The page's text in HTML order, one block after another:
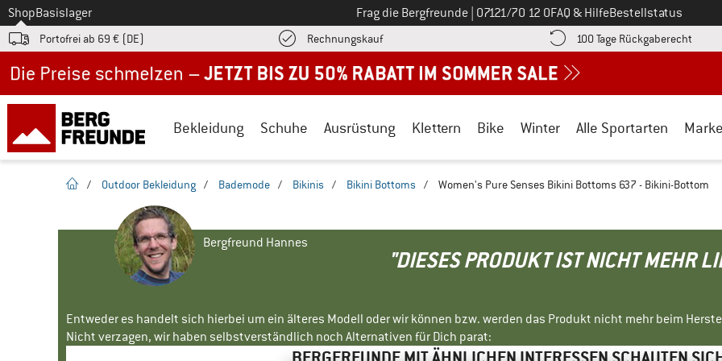
Zum
ShopBasislager Frag die Bergfreunde Ruf uns an unter
07121/70 12 0FAQ & HilfeBestellstatus
Portofrei ab 69 € (DE) RechnungskaufFinde die Zahlungs-Infos hier! Öffnet sich in einer Infobox
100 Tage Rückgaberecht
Bekleidung Schuhe Ausrüstung Klettern Bike Winter Alle Sportarten
Startseite
/ Outdoor Bekleidung / Bademode / Bikinis / Bikini Bottoms / Women's Pure Senses Bikini Bottoms 637 - Bikini-Bottom
Bergfreund Hannes
"DIESES PRODUKT IST NICHT MEHR
Entweder es handelt sich hierbei um ein älteres Modell oder wir können bzw. werden das Produkt nicht mehr beim
Nicht verzagen, wir haben selbstverständlich noch Alternativen für Dich parat: